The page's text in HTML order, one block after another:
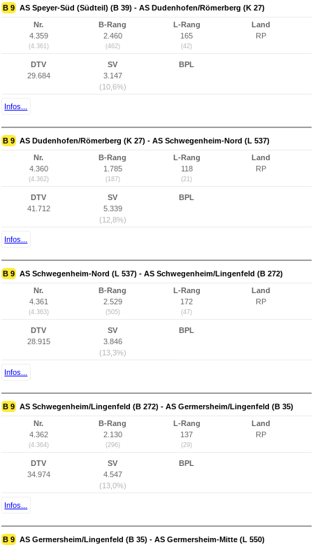
B 9 AS Speyer-Süd (Südteil) (B 39) - AS Dudenhofen/Römerberg (K 27)
Nr.
4.359
(4.361)
B-Rang
2.460
(462)
L-Rang
165
(42)
Land
RP
DTV
29.684
SV
3.147
(10,6%)
BPL
Infos...
B 9 AS Dudenhofen/Römerberg (K 27) - AS Schwegenheim-Nord (L 537)
Nr.
4.360
(4.362)
B-Rang
1.785
(187)
L-Rang
118
(21)
Land
RP
DTV
41.712
SV
5.339
(12,8%)
BPL
Infos...
B 9 AS Schwegenheim-Nord (L 537) - AS Schwegenheim/Lingenfeld (B 272)
Nr.
4.361
(4.363)
B-Rang
2.529
(505)
L-Rang
172
(47)
Land
RP
DTV
28.915
SV
3.846
(13,3%)
BPL
Infos...
B 9 AS Schwegenheim/Lingenfeld (B 272) - AS Germersheim/Lingenfeld (B 35)
Nr.
4.362
(4.364)
B-Rang
2.130
(296)
L-Rang
137
(29)
Land
RP
DTV
34.974
SV
4.547
(13,0%)
BPL
Infos...
B 9 AS Germersheim/Lingenfeld (B 35) - AS Germersheim-Mitte (L 550)